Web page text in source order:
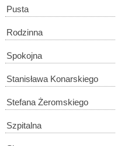
Pusta
Rodzinna
Spokojna
Stanisława Konarskiego
Stefana Żeromskiego
Szpitalna